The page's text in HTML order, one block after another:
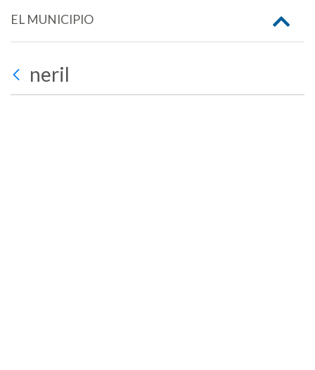
EL MUNICIPIO
neril